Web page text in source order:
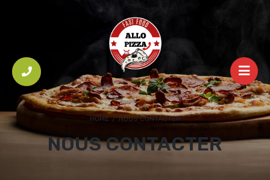
HOME / NOUS CONTACTER
NOUS CONTACTER